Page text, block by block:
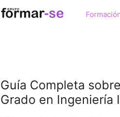
Guía Completa
Grado en Ingeniería